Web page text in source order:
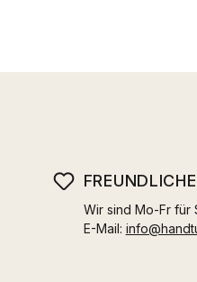
Wir sind Mo-Fr für
E-Mail: